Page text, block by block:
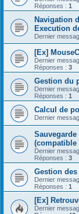
Réponses : 1
Navigation
Execution
Dernier
[Ex]
Dernier
Réponses : 3
Gestion du
Dernier
Réponses : 1
Calcul de
Dernier
(compatible
Dernier
Réponses : 3
Gestion
Dernier
Réponses : 1
[Ex]
Dernier